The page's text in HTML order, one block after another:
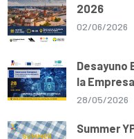
2026
02/06/2026
Desayuno
la Empresa
28/05/2026
Summer